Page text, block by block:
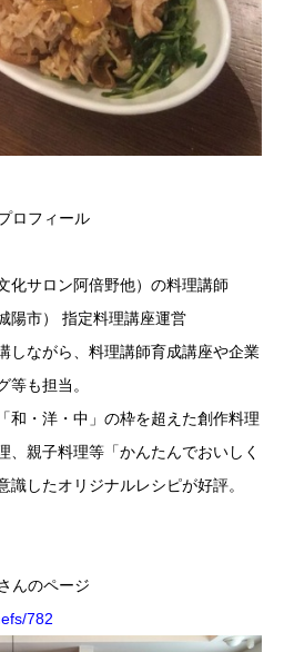
ロフィール
化サロン阿倍野他）の料理講師
陽市） 指定料理講座運営
しながら、料理講師育成講座や企業
等も担当。
和・洋・中」の枠を超えた創作料理
、親子料理等「かんたんでおいしく
したオリジナルレシピが好評。
んのページ
782